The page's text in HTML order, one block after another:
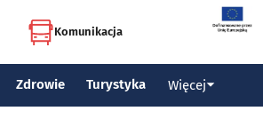
Komunikacja
Zdrowie Turystyka Więcej